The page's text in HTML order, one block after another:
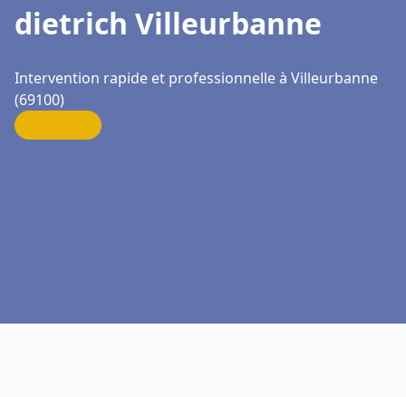
dietrich Villeurbanne
Intervention rapide et professionnelle à Villeurbanne
(69100)